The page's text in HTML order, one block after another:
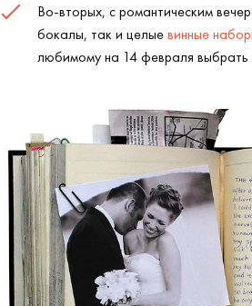
Во-вторых, с романтическим
бокалы, так и целыевинные
любимому на 14 февраля